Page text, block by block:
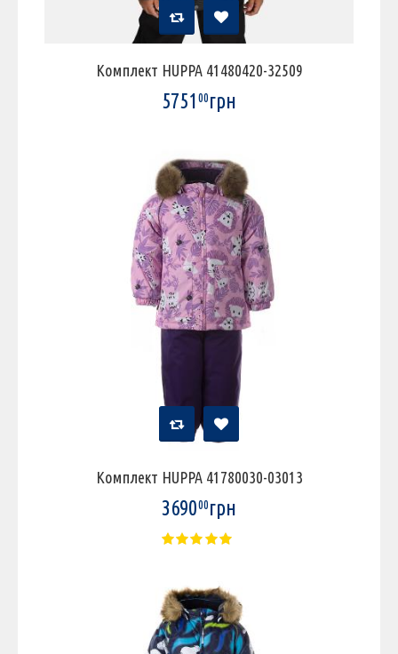
Комплект HUPPA 41480420-32509
575100грн
Комплект HUPPA 41780030-03013
369000грн